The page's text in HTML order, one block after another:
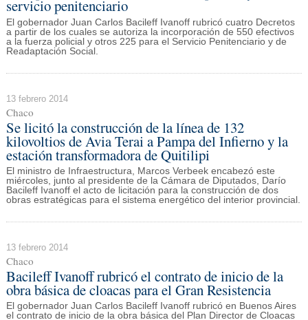
servicio penitenciario
El gobernador Juan Carlos Bacileff Ivanoff rubricó cuatro Decretos
a partir de los cuales se autoriza la incorporación de 550 efectivos
a la fuerza policial y otros 225 para el Servicio Penitenciario y de
Readaptación Social.
13 febrero 2014
Chaco
Se licitó la construcción de la línea de 132
kilovoltios de Avia Terai a Pampa del Infierno y la
estación transformadora de Quitilipi
El ministro de Infraestructura, Marcos Verbeek encabezó este
miércoles, junto al presidente de la Cámara de Diputados, Darío
Bacileff Ivanoff el acto de licitación para la construcción de dos
obras estratégicas para el sistema energético del interior provincial.
13 febrero 2014
Chaco
Bacileff Ivanoff rubricó el contrato de inicio de la
obra básica de cloacas para el Gran Resistencia
El gobernador Juan Carlos Bacileff Ivanoff rubricó en Buenos Aires
el contrato de inicio de la obra básica del Plan Director de Cloacas